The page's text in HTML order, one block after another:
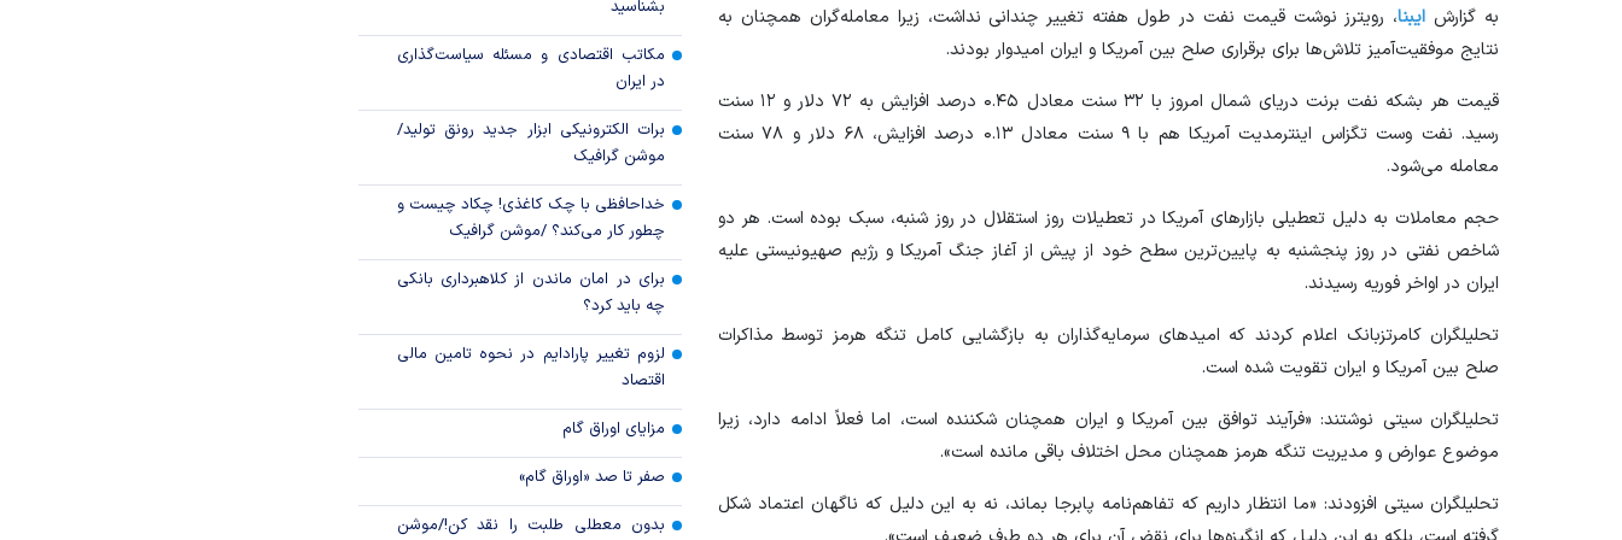
به گزارش ایبنا، رویترز نوشت قیمت نفت در طول هفته تغییر چندانی نداشت، زیرا معامله‌گران همچنان به
نتایج موفقیت‌آمیز تلاش‌ها برای برقراری صلح بین آمریکا و ایران امیدوار بودند.
قیمت هر بشکه نفت برنت دریای شمال امروز با ۳۲ سنت معادل ۰.۴۵ درصد افزایش به ۷۲ دلار و ۱۲ سنت
رسید. نفت وست تگزاس اینترمدیت آمریکا هم با ۹ سنت معادل ۰.۱۳ درصد افزایش، ۶۸ دلار و ۷۸ سنت
معامله می‌شود.
حجم معاملات به دلیل تعطیلی بازار‌های آمریکا در تعطیلات روز استقلال در روز شنبه، سبک بوده است. هر دو
شاخص نفتی در روز پنجشنبه به پایین‌ترین سطح خود از پیش از آغاز جنگ آمریکا و رژیم صهیونیستی علیه
ایران در اواخر فوریه رسیدند.
تحلیلگران کامرتزبانک اعلام کردند که امید‌های سرمایه‌گذاران به بازگشایی کامل تنگه هرمز توسط مذاکرات
صلح بین آمریکا و ایران تقویت شده است.
تحلیلگران سیتی نوشتند: «فرآیند توافق بین آمریکا و ایران همچنان شکننده است، اما فعلاً ادامه دارد، زیرا
موضوع عوارض و مدیریت تنگه هرمز همچنان محل اختلاف باقی مانده است».
تحلیلگران سیتی افزودند: «ما انتظار داریم که تفاهم‌نامه پابرجا بماند، نه به این دلیل که ناگهان اعتماد شکل
رویه جدید ارز اشخاص شدند؟
جزئیات دستورالعمل جدید مالیاتی برای
تسعیر ارز واردات بدون انتقال ارز
بشناسید
مکاتب اقتصادی و مسئله سیاست‌گذاری
در ایران
برات الکترونیکی ابزار جدید رونق تولید/
موشن گرافیک
خداحافظی با چک کاغذی! چکاد چیست و
چطور کار می‌کند؟ /موشن گرافیک
برای در امان ماندن از کلاهبرداری بانکی
چه باید کرد؟
لزوم تغییر پارادایم در نحوه تامین مالی
اقتصاد
مزایای اوراق گام
صفر تا صد «اوراق گام»
بدون معطلی طلبت را نقد کن!/موشن